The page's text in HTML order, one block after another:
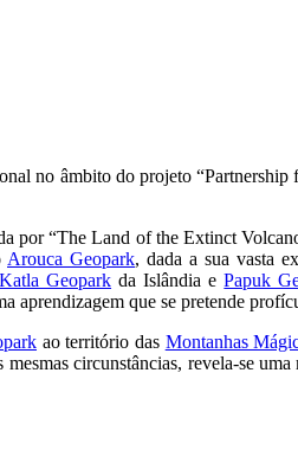
no âmbito do projeto
por “The Land of the Extinct
Arouca Geopark, dada a sua vasta
Katla Geopark da Islândia ePapuk
aprendizagem que se pretende
ao território das Montanhas
circunstâncias, revela-se